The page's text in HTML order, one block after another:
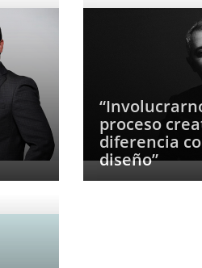
proceso
diferencia
diseño”